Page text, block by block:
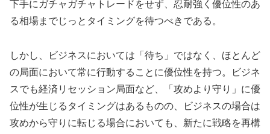
下手にガチャガチャトレードをせず、忍耐強く優位性のあ
る相場までじっとタイミングを待つべきである。
しかし、ビジネスにおいては「待ち」ではなく、ほとんど
の局面において常に行動することに優位性を持つ。ビジネ
スでも経済リセッション局面など、「攻めより守り」に優
位性が生じるタイミングはあるものの、ビジネスの場合は
攻めから守りに転じる場合においても、新たに戦略を再構